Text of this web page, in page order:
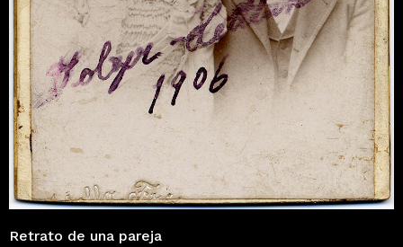
Retrato de una pareja